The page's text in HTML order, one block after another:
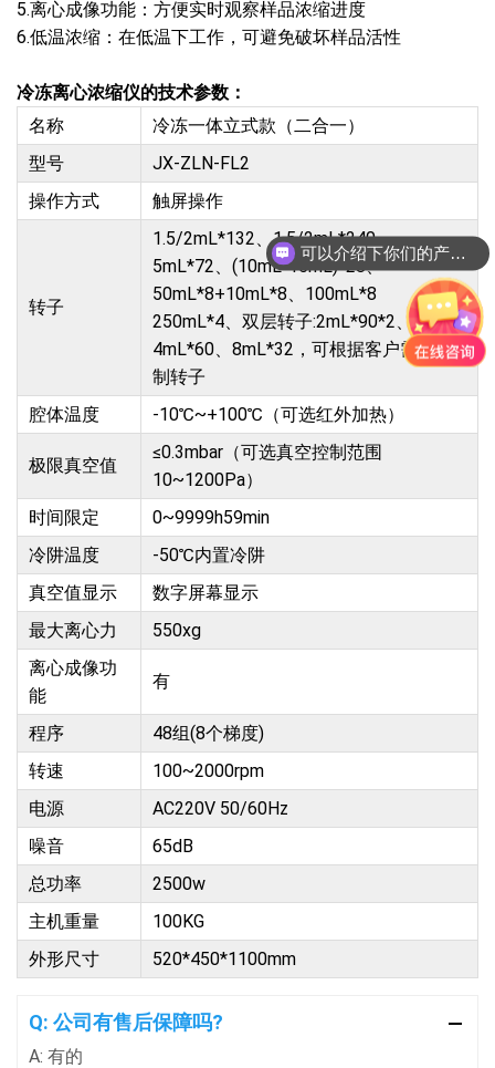
5.离心成像功能：方便实时观察样品浓缩进度
6.低温浓缩：在低温下工作，可避免破坏样品活性
冷冻离心浓缩仪的技术参数：
名称
冷冻一体立式款（二合一）
型号
JX-ZLN-FL2
操作方式
触屏操作
转子
1.5/2mL*132、1.5/2mL*240、
5mL*72、(10mL-15mL)*28、
50mL*8+10mL*8、100mL*8
250mL*4、双层转子:2mL*90*2、进样瓶
4mL*60、8mL*32，可根据客户需求定
制转子
腔体温度
-10℃~+100℃（可选红外加热）
极限真空值
≤0.3mbar（可选真空控制范围
10~1200Pa）
时间限定
0~9999h59min
冷阱温度
-50℃内置冷阱
真空值显示
数字屏幕显示
最大离心力
550xg
离心成像功
能
有
程序
48组(8个梯度)
转速
100~2000rpm
电源
AC220V 50/60Hz
噪音
65dB
总功率
2500w
主机重量
100KG
外形尺寸
520*450*1100mm
Q: 公司有售后保障吗?
A: 有的
可以介绍下你们的产品么?
你们的产品怎么收费的呢?